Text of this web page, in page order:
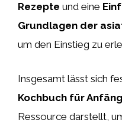
Rezepte und eine
Grundlagen der
um den Einstieg zu
Insgesamt lässt sich
Kochbuch für
Ressource darstellt,